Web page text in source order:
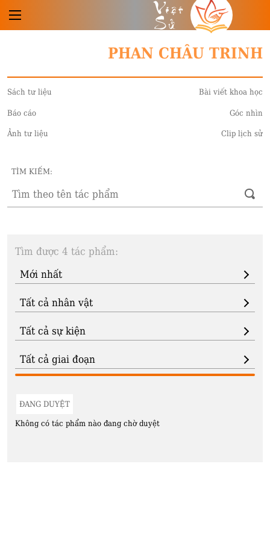
Việt
Sử
PHAN CHÂU TRINH
Sách tư liệu Bài viết khoa học
Báo cáo Góc nhìn
Ảnh tư liệu Clip lịch sử
TÌM KIẾM:
Tìm được 4 tác phẩm:
ĐANG DUYỆT
Không có tác phẩm nào đang chờ duyệt